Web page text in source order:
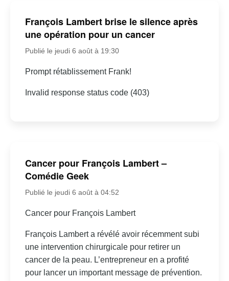
François Lambert brise le silence après
une opération pour un cancer
Publié le jeudi 6 août à 19:30
Prompt rétablissement Frank!
Invalid response status code (403)
Cancer pour François Lambert –
Comédie Geek
Publié le jeudi 6 août à 04:52
Cancer pour François Lambert
François Lambert a révélé avoir récemment subi
une intervention chirurgicale pour retirer un
cancer de la peau. L’entrepreneur en a profité
pour lancer un important message de prévention.